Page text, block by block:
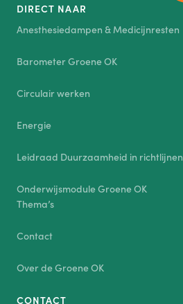
DIRECT NAAR
Anesthesiedampen & Medicijnresten
Barometer Groene OK
Circulair werken
Energie
Leidraad Duurzaamheid in richtlijnen
Onderwijsmodule Groene OK
Thema’s
Contact
Over de Groene OK
CONTACT